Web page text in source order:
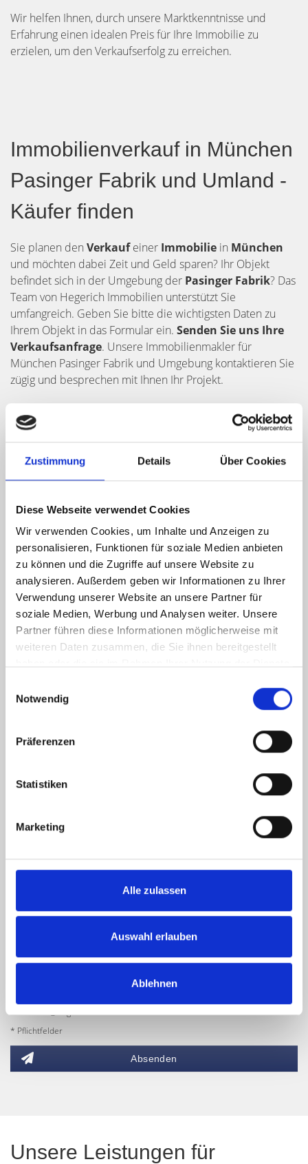
Zustimmung Details Über Cookies
Diese Webseite verwendet Cookies
Wir verwenden Cookies, um Inhalte und Anzeigen zu
personalisieren, Funktionen für soziale Medien anbieten
zu können und die Zugriffe auf unsere Website zu
analysieren. Außerdem geben wir Informationen zu Ihrer
Verwendung unserer Website an unsere Partner für
soziale Medien, Werbung und Analysen weiter. Unsere
Partner führen diese Informationen möglicherweise mit
weiteren Daten zusammen, die Sie ihnen bereitgestellt
Notwendig
Präferenzen
Statistiken
Marketing
Alle zulassen
Auswahl erlauben
Ablehnen
Wir helfen Ihnen, durch unsere Marktkenntnisse und
Erfahrung einen idealen Preis für Ihre Immobilie zu
erzielen, um den Verkaufserfolg zu erreichen.
Immobilienverkauf in München
Pasinger Fabrik und Umland -
Käufer finden
Sie planen den Verkaufeiner Immobilie in München
und möchten dabei Zeit und Geld sparen? Ihr Objekt
befindet sich in der Umgebung der Pasinger Fabrik? Das
Team von Hegerich Immobilien unterstützt Sie
umfangreich. Geben Sie bitte die wichtigsten Daten zu
Ihrem Objekt in das Formular ein. Senden Sie uns Ihre
Verkaufsanfrage. Unsere Immobilienmakler für
München Pasinger Fabrik und Umgebung kontaktieren Sie
zügig und besprechen mit Ihnen Ihr Projekt.
zu, dass meine Angaben und Daten zur Beantwortung meiner Anfrage
an info@hegerich-immobilien.de widerrufen. *
* Pflichtfelder
Absenden
Unsere Leistungen für